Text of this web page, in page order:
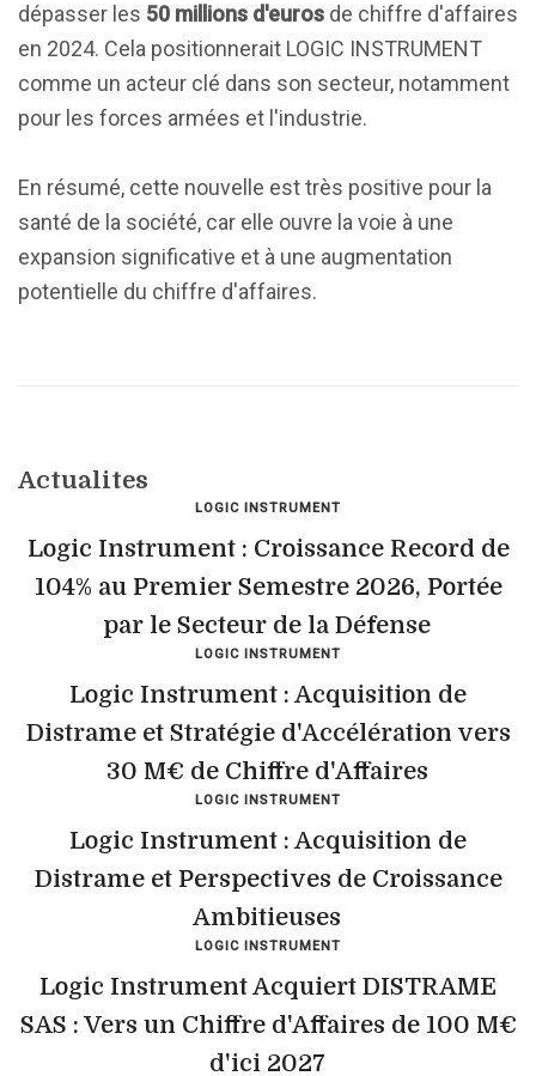
dépasser les 50 millions d'euros de chiffre d'affaires
en 2024. Cela positionnerait LOGIC INSTRUMENT
comme un acteur clé dans son secteur, notamment
pour les forces armées et l'industrie.
En résumé, cette nouvelle est très positive pour la
santé de la société, car elle ouvre la voie à une
expansion significative et à une augmentation
potentielle du chiffre d'affaires.
Actualites
LOGIC INSTRUMENT
Logic Instrument : Croissance Record de
104% au Premier Semestre 2026, Portée
par le Secteur de la Défense
LOGIC INSTRUMENT
Logic Instrument : Acquisition de
Distrame et Stratégie d'Accélération vers
30 M€ de Chiffre d'Affaires
LOGIC INSTRUMENT
Logic Instrument : Acquisition de
Distrame et Perspectives de Croissance
Ambitieuses
LOGIC INSTRUMENT
Logic Instrument Acquiert DISTRAME
SAS : Vers un Chiffre d'Affaires de 100 M€
d'ici 2027